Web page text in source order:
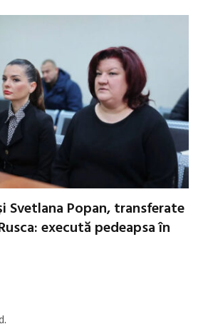
Svetlana Popan, transferate
execută pedeapsa în